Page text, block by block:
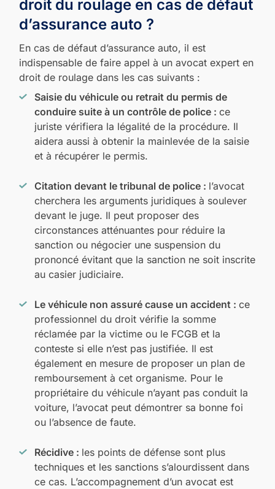
droit du roulage en cas de défaut
d’assurance auto ?
En cas de défaut d’assurance auto, il est
indispensable de faire appel à un avocat expert en
droit de roulage dans les cas suivants :
Saisie du véhicule ou retrait du permis de
conduire suite à un contrôle de police : ce
juriste vérifiera la légalité de la procédure. Il
aidera aussi à obtenir la mainlevée de la saisie
et à récupérer le permis.
Citation devant le tribunal de police : l’avocat
cherchera les arguments juridiques à soulever
devant le juge. Il peut proposer des
circonstances atténuantes pour réduire la
sanction ou négocier une suspension du
prononcé évitant que la sanction ne soit inscrite
au casier judiciaire.
Le véhicule non assuré cause un accident : ce
professionnel du droit vérifie la somme
réclamée par la victime ou le FCGB et la
conteste si elle n’est pas justifiée. Il est
également en mesure de proposer un plan de
remboursement à cet organisme. Pour le
propriétaire du véhicule n’ayant pas conduit la
voiture, l’avocat peut démontrer sa bonne foi
ou l’absence de faute.
Récidive : les points de défense sont plus
techniques et les sanctions s’alourdissent dans
ce cas. L’accompagnement d’un avocat est